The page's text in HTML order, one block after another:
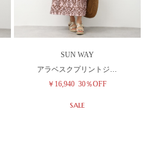
SUN WAY
アラベスクプリントジ…
￥16,940 30％OFF
SALE